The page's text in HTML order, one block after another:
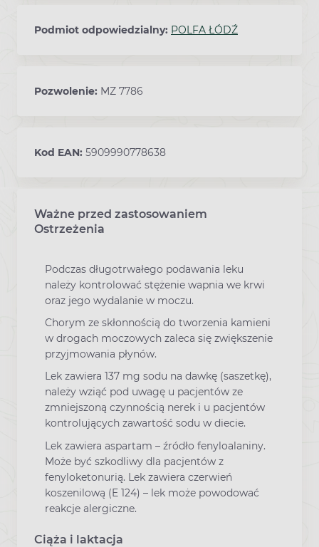
Podmiot odpowiedzialny: POLFA ŁÓDŹ
Pozwolenie: MZ 7786
Kod EAN: 5909990778638
Ważne przed zastosowaniem
Ostrzeżenia
Podczas długotrwałego podawania leku
należy kontrolować stężenie wapnia we krwi
oraz jego wydalanie w moczu.
Chorym ze skłonnością do tworzenia kamieni
w drogach moczowych zaleca się zwiększenie
przyjmowania płynów.
Lek zawiera 137 mg sodu na dawkę (saszetkę),
należy wziąć pod uwagę u pacjentów ze
zmniejszoną czynnością nerek i u pacjentów
kontrolujących zawartość sodu w diecie.
Lek zawiera aspartam – źródło fenyloalaniny.
Może być szkodliwy dla pacjentów z
fenyloketonurią. Lek zawiera czerwień
koszenilową (E 124) – lek może powodować
reakcje alergiczne.
Ciąża i laktacja